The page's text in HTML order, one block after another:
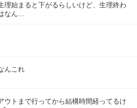
理始まると下がるらしいけど、生理終わ
なん…
んこれ
ウトまで行ってから結構時間経ってるけ